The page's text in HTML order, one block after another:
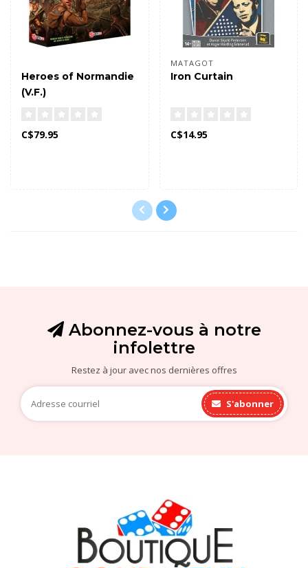
Heroes of Normandie
(V.F.)
C$79.95
MATAGOT
Iron Curtain
C$14.95
Abonnez-vous à notre
infolettre
Restez à jour avec nos dernières offres
S'abonner